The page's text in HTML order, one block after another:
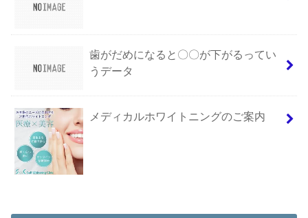
歯がだめになると〇〇が下がるってい
うデータ
メディカルホワイトニングのご案内